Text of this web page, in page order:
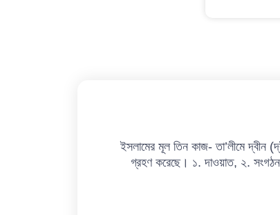
ইসলামের মূল তিন কাজ- তা’লীমে দ্বীন
গ্রহণ করেছে। ১. দাওয়াত, ২.